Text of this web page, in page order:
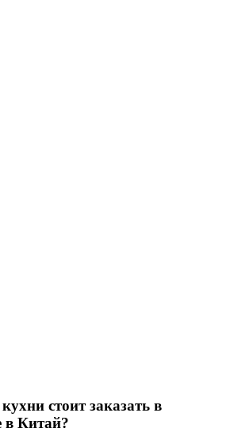
стоит заказать в
в Китай?